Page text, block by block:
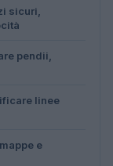
sicuri,
pendii,
linee
e